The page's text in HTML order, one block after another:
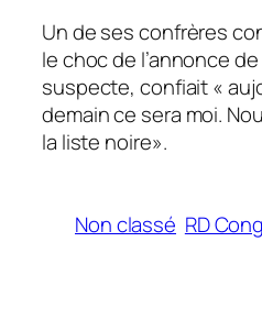
Un de ses confrères
le choc de l’annonce
suspecte, confiait «
demain ce sera moi.
la liste noire».
Non classé RD